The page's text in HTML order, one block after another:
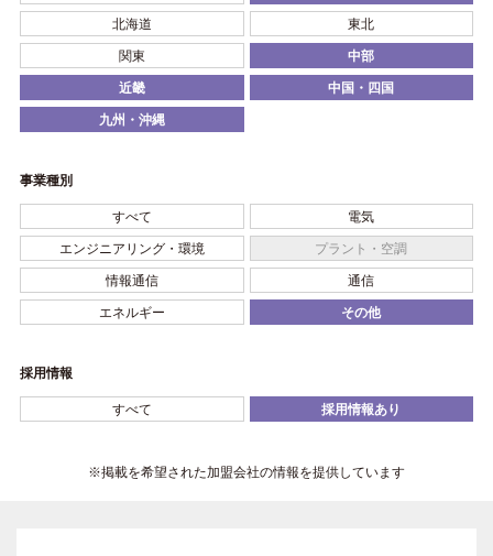
北海道 東北
関東 中部
近畿 中国・四国
九州・沖縄
事業種別
すべて 電気
エンジニアリング・環境 プラント・空調
情報通信 通信
エネルギー その他
採用情報
すべて 採用情報あり
※掲載を希望された加盟会社の情報を提供しています